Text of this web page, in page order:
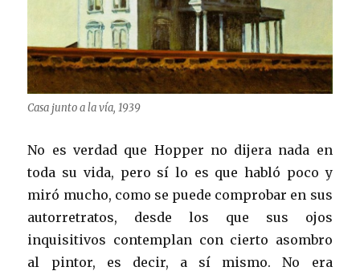
Casa junto a la vía, 1939
No es verdad que Hopper no dijera nada en
toda su vida, pero sí lo es que habló poco y
miró mucho, como se puede comprobar en sus
autorretratos, desde los que sus ojos
inquisitivos contemplan con cierto asombro
al pintor, es decir, a sí mismo. No era